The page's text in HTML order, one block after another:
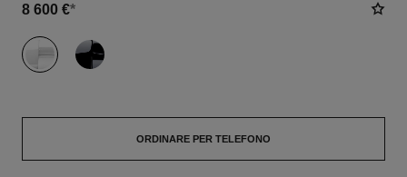
8 600 €*
variante (2)
ORDINARE PER TELEFONO